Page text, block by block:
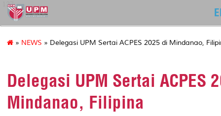
127
» NEWS » Delegasi UPM Sertai ACPES 2025 di Mindanao,
Delegasi UPM Sertai ACPES
Mindanao, Filipina